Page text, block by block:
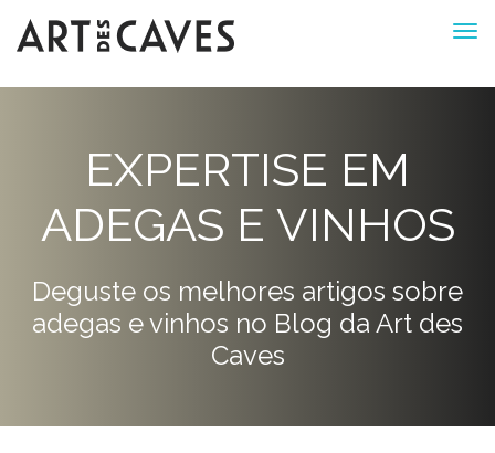
EXPERTISE EM
ADEGAS E VINHOS
Deguste os melhores artigos sobre
adegas e vinhos no Blog da Art des
Caves